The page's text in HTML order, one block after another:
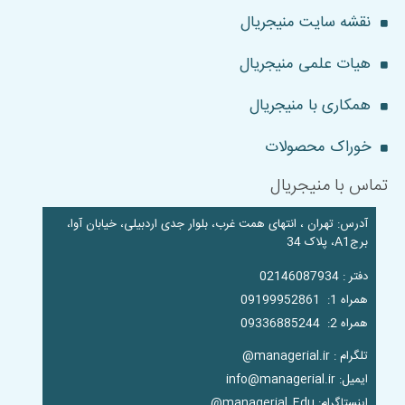
نقشه سایت منیجریال
هیات علمی منیجریال
همکاری با منیجریال
خوراک محصولات
تماس با منیجریال
آدرس: تهران ، انتهای همت غرب، بلوار جدی اردبیلی، خیابان آوا،
برجA1، پلاک 34
دفتر : 02146087934
همراه 1: 09199952861
همراه 2: 09336885244
تلگرام : managerial.ir@
ایمیل: info@managerial.ir